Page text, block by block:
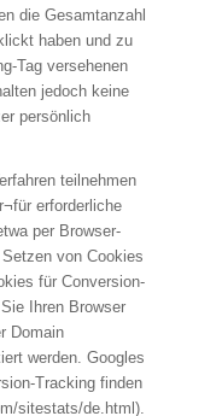
die Gesamtanzahl
haben und zu
Tag versehenen
jedoch keine
persönlich
teilnehmen
erforderliche
per Browser-
von Cookies
für Conversion-
Ihren Browser
Domain
werden. Googles
Tracking finden
sitestats/de.html).